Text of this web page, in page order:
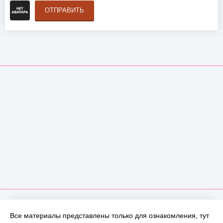
ОТПРАВИТЬ
Все материалы представлены только для ознакомления, тут